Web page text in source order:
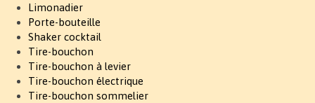
Limonadier
Porte-bouteille
Shaker cocktail
Tire-bouchon
Tire-bouchon à levier
Tire-bouchon électrique
Tire-bouchon sommelier